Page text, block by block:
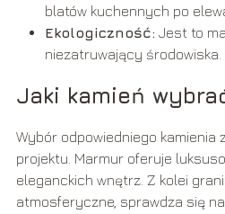
blatów kuchennych po
Ekologiczność: Jest to
niezatruwający środowiska.
Jaki kamień
Wybór odpowiedniego kamienia
projektu. Marmur oferuje
eleganckich wnętrz. Z kolei
atmosferyczne, sprawdza się